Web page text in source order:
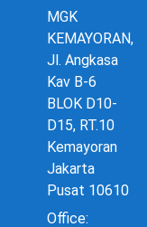
MGK
KEMAYORAN,
Jl. Angkasa
Kav B-6
BLOK D10-
D15, RT.10
Kemayoran
Jakarta
Pusat 10610
Office: